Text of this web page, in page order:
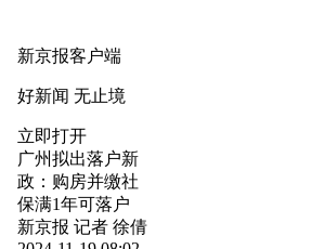
新京报客户端
好新闻 无止境
立即打开
广州拟出落户新
政：购房并缴社
保满1年可落户
新京报 记者 徐倩